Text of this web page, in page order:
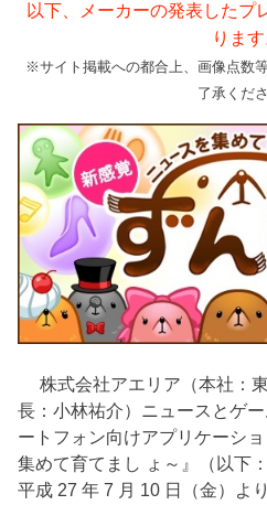
以下、メーカーの発表したプ
ります
※サイト掲載への都合上、画像点数
了承くださ
株式会社アエリア（本社：
長：小林祐介）ニュースとゲ
ートフォン向けアプリケーシ
集めて育てまし ょ～』（以下
平成 27 年 7 月 10 日（金）よ